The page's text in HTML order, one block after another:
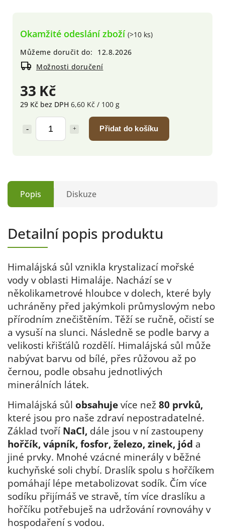
33 Kč
29 Kč bez DPH 6,60 Kč / 100 g
Přidat do košíku
Okamžité odeslání zboží (>10 ks)
Můžeme doručit do:
12.8.2026
Možnosti doručení
Popis Diskuze
Detailní popis produktu
Himalájská sůl vznikla krystalizací mořské
vody v oblasti Himaláje. Nachází se v
několikametrové hloubce v dolech, které byly
uchráněny před jakýmkoli průmyslovým nebo
přírodním znečištěním. Těží se ručně, očistí se
a vysuší na slunci. Následně se podle barvy a
velikosti křišťálů rozdělí. Himalájská sůl může
nabývat barvu od bílé, přes růžovou až po
černou, podle obsahu jednotlivých
minerálních látek.
Himalájská sůl obsahuje více než 80 prvků,
které jsou pro naše zdraví nepostradatelné.
Základ tvoří NaCl, dále jsou v ní zastoupeny
hořčík, vápník, fosfor, železo, zinek, jód a
jiné prvky. Mnohé vzácné minerály v běžné
kuchyňské soli chybí. Draslík spolu s hořčíkem
pomáhají lépe metabolizovat sodík. Čím více
sodíku přijímáš ve stravě, tím více draslíku a
hořčíku potřebuješ na udržování rovnováhy v
hospodaření s vodou.